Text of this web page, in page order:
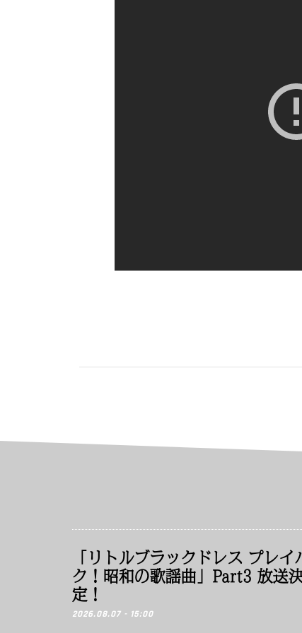
「リトルブラックドレス プレイ
ク！昭和の歌謡曲」Part3 放送
定！
2026.08.07 - 15:00